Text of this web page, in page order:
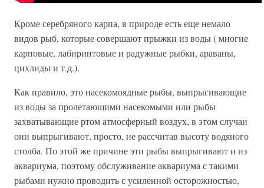
Кроме серебряного карпа, в природе есть еще немало
видов рыб, которые совершают прыжки из воды ( многие
карповые, лабиринтовые и радужные рыбки, араваны,
цихлиды и т.д.).
Как правило, это насекомоядные рыбы, выпрыгивающие
из воды за пролетающими насекомыми или рыбы
захватывающие ртом атмосферный воздух, в этом случаи
они выпрыгивают, просто, не рассчитав высоту водяного
столба. По этой же причине эти рыбы выпрыгивают и из
аквариума, поэтому обслуживание аквариума с такими
рыбами нужно проводить с усиленной осторожностью,